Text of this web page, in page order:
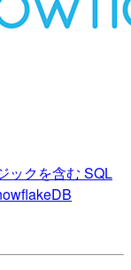
ックを含む SQL